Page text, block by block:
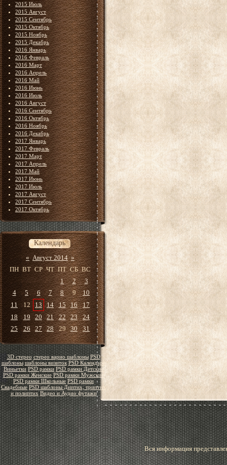
2015 Июль
2015 Август
2015 Сентябрь
2015 Октябрь
2015 Ноябрь
2015 Декабрь
2016 Январь
2016 Февраль
2016 Март
2016 Апрель
2016 Май
2016 Июнь
2016 Июль
2016 Август
2016 Сентябрь
2016 Октябрь
2016 Ноябрь
2016 Декабрь
2017 Январь
2017 Февраль
2017 Март
2017 Апрель
2017 Май
2017 Июнь
2017 Июль
2017 Август
2017 Сентябрь
2017 Октябрь
Календарь
« Август 2014 »
ПН ВТ СР ЧТ ПТ СБ ВС
1
2
3
4
5 6 7 8 9
10
11
12 13 14 15 16
17
18
19 20 21 22 23
24
25
26 27 28 29 30 31
3D стерео стерео варио шаблоны PSD
шаблоны шаблоны визиток PSD Календари
Виньетки PSD рамки PSD рамки Детские
PSD рамки Женские PSD рамки Мужские
PSD рамки Школьные PSD рамки
Свадебные PSD шаблоны Диптих, триптих
и полиптих Видео и Аудио футажи
Вся информация